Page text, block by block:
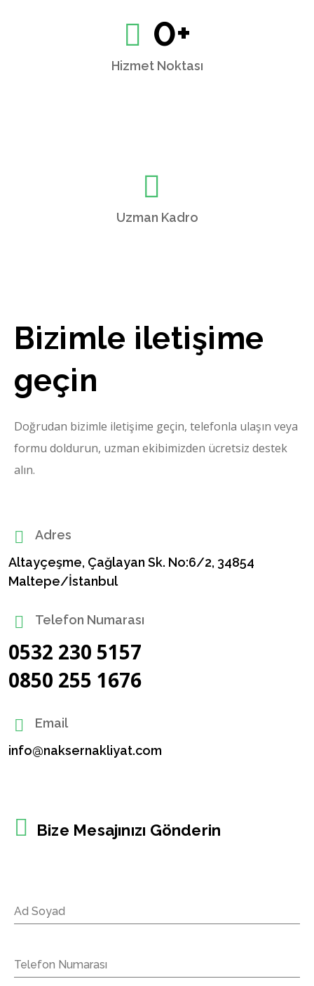
0+
Hizmet Noktası
Uzman Kadro
Bizimle iletişime
geçin
Doğrudan bizimle iletişime geçin, telefonla ulaşın veya
formu doldurun, uzman ekibimizden ücretsiz destek
alın.
Adres
Altayçeşme, Çağlayan Sk. No:6/2, 34854
Maltepe/İstanbul
Telefon Numarası
0532 230 5157
0850 255 1676
Email
info@naksernakliyat.com
Bize Mesajınızı Gönderin